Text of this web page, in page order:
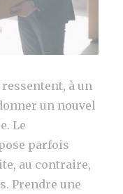
à un
un nouvel
Le
parfois
au contraire,
Prendre une